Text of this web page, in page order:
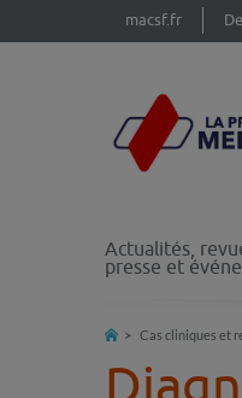
macsf.fr
Actualités,
presse et
Cas cliniques et